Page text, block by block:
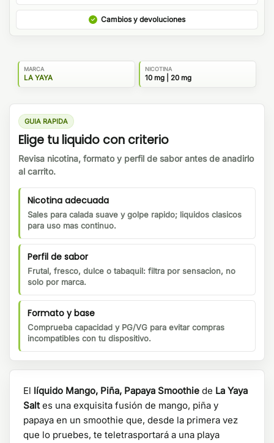
Cambios y devoluciones
MARCA
LA YAYA
NICOTINA
10 mg | 20 mg
GUIA RAPIDA
Elige tu liquido con criterio
Revisa nicotina, formato y perfil de sabor antes de anadirlo
al carrito.
Nicotina adecuada
Sales para calada suave y golpe rapido; liquidos clasicos
para uso mas continuo.
Perfil de sabor
Frutal, fresco, dulce o tabaquil: filtra por sensacion, no
solo por marca.
Formato y base
Comprueba capacidad y PG/VG para evitar compras
incompatibles con tu dispositivo.
El líquido Mango, Piña, Papaya Smoothie de La Yaya
Saltes una exquisita fusión de mango, piña y
papaya en un smoothie que, desde la primera vez
que lo pruebes, te teletrasportará a una playa